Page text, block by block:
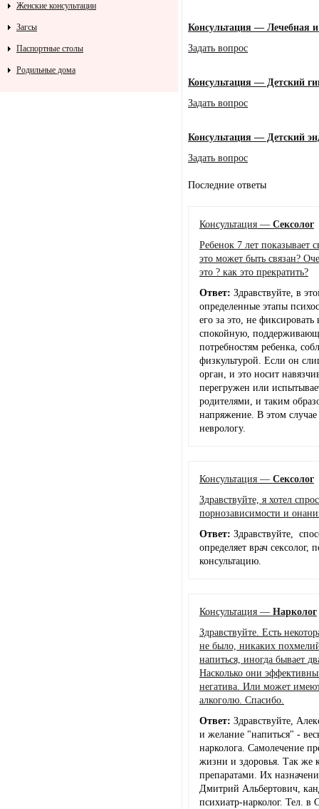
Консультация — Лечебная
Задать вопрос
Консультация — Детский
Задать вопрос
Консультация — Детский
Задать вопрос
Последние ответы
Консультация — Сексолог
Ребенок 7 лет показывает
это может быть связан?
это ? как это прекратить?
Ответ: Здравствуйте, в
определенные этапы
его за это, не
спокойную,
потребностям ребенка,
физкультурой. Если он
орган, и это носит
перегружен или
родителями, и таким
напряжение. В этом случае
неврологу.
Консультация — Сексолог
Здравствуйте, я хотел
порнозависимости и
Ответ: Здравствуйте,
определяет врач
консультацию.
Консультация — Нарколог
Здравствуйте. Есть
не было, никаких
напиться, иногда бывает
Насколько они
негатива. Или может
алкоголю. Спасибо.
Ответ: Здравствуйте,
и желание "напиться" -
нарколога. Самолечение
жизни и здоровья. Так же
препаратами. Их
Дмитрий Альбертович,
психиатр-нарколог. Тел. в
Женские консультации
Загсы
Паспортные столы
Родильные дома